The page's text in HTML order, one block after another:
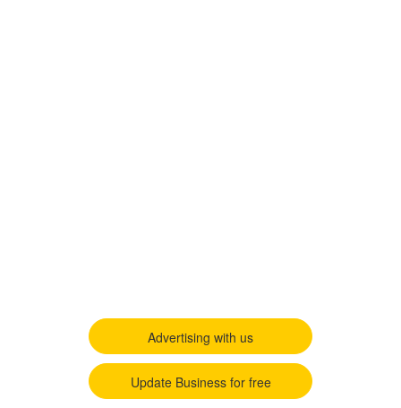
Advertising with us
Update Business for free